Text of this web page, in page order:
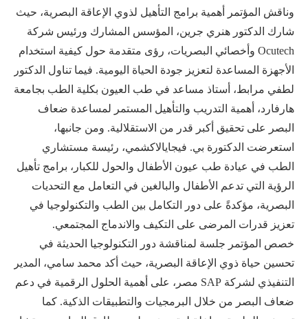
وناقش المؤتمر أهمية برامج التأهيل لذوي الإعاقة البصرية، حيث
شارك الدكتور هنري جرين، المؤسس المشارك ورئيس شركة
Ocutech وأخصائي البصريات، رؤى متقدمة حول كيفية استخدام
الأجهزة المساعدة لتعزيز جودة الحياة اليومية. فيما تناول الدكتور
لطفي مرابط، أستاذ مساعد في طب العيون بكلية الطب بجامعة
هارفارد، أهمية التدريب والتأهيل المستمر لمساعدة ضعاف
البصر على تحقيق أكبر قدر من الاستقلالية. ومن جانبها،
استعرضت الدكتورة بي. فيجايالاكشمي، رئيسة مستشاري
الطب في عيادة طب عيون الأطفال والحول للكبار، برامج تأهيل
الرؤية التي تدعم الأطفال والبالغين في التعامل مع التحديات
البصرية، مؤكدةً على دور التكامل بين الطب والتكنولوجيا في
تعزيز قدرات المرضى على التكيف والاندماج المجتمعي.
خصص المؤتمر جلسة لمناقشة دور التكنولوجيا الحديثة في
تحسين حياة ذوي الإعاقة البصرية، حيث أكد محمد سامي، المدير
التنفيذي لشركة SAP مصر، على أهمية الحلول الرقمية في دعم
ضعاف البصر من خلال البرمجيات والتطبيقات الذكية. كما